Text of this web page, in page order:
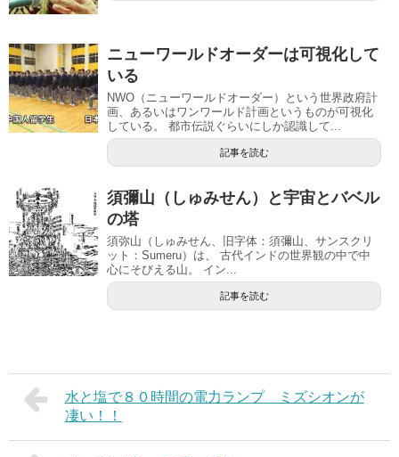
ニューワールドオーダーは可視化して
いる
NWO（ニューワールドオーダー）という世界政府計
画、あるいはワンワールド計画というものが可視化
している。 都市伝説ぐらいにしか認識して...
記事を読む
須彌山（しゅみせん）と宇宙とバベル
の塔
須弥山（しゅみせん、旧字体：須彌山、サンスクリ
ット：Sumeru）は、 古代インドの世界観の中で中
心にそびえる山。 イン...
記事を読む
水と塩で８０時間の電力ランプ ミズシオンが
凄い！！